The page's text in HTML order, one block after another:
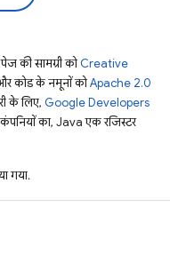
की सामग्री कोCreative
कोड के नमूनों कोApache 2.0
के लिए, Google Developers
का, Java एक रजिस्टर
गया.